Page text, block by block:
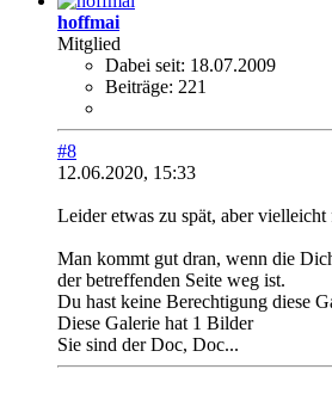
hoffmai
Mitglied
Dabei seit: 18.07.2009
Beiträge: 221
#8
12.06.2020, 15:33
Leider etwas zu spät, aber vielleicht
Man kommt gut dran, wenn die
der betreffenden Seite weg ist.
Du hast keine Berechtigung diese
Diese Galerie hat 1 Bilder
Sie sind der Doc, Doc...